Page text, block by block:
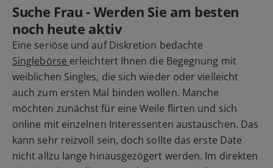
Suche Frau - Werden Sie am besten
noch heute aktiv
Eine seriöse und auf Diskretion bedachte
Singlebörse erleichtert Ihnen die Begegnung mit
weiblichen Singles, die sich wieder oder vielleicht
auch zum ersten Mal binden wollen. Manche
möchten zunächst für eine Weile flirten und sich
online mit einzelnen Interessenten austauschen. Das
kann sehr reizvoll sein, doch sollte das erste Date
nicht allzu lange hinausgezögert werden. Im direkten